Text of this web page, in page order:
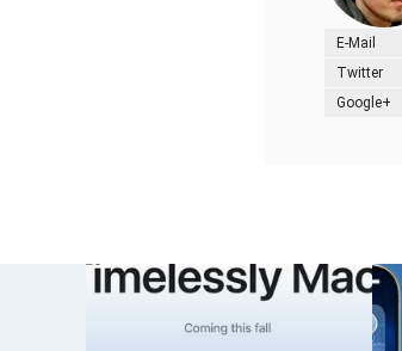
E-Mail
Twitter
Google+